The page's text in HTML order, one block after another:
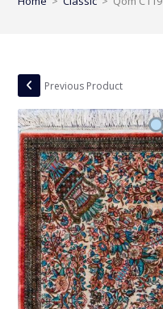
Previous Product